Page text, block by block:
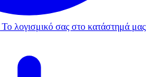
Το λογισμικό σας στο κατάστημά μας